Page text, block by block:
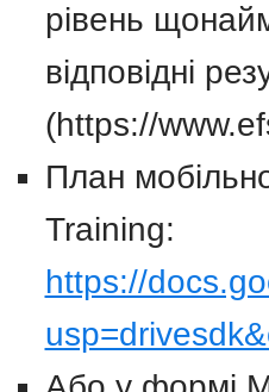
рівень
відповідні
(https://
План
Training:
https://